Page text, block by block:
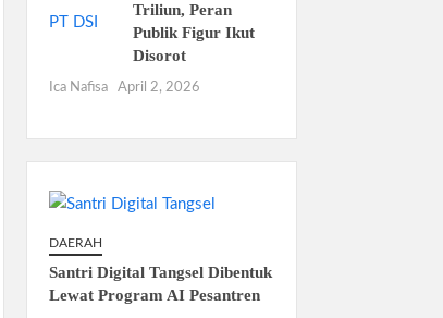
Triliun, Peran
Publik Figur Ikut
Disorot
Ica Nafisa April 2, 2026
DAERAH
Santri Digital Tangsel Dibentuk
Lewat Program AI Pesantren